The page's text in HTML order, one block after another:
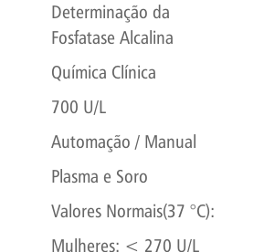
Determinação da
Fosfatase Alcalina
Química Clínica
700 U/L
Automação / Manual
Plasma e Soro
Valores Normais(37 °C):
Mulheres: < 270 U/L